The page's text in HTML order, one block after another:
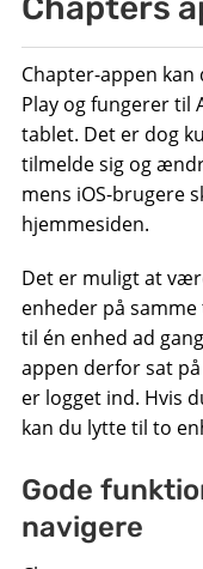
Chapter-appen kan
Play og fungerer til
tablet. Det er dog
tilmelde sig og
mens iOS-brugere
hjemmesiden.
Det er muligt at
enheder på
til én enhed ad
appen derfor sat
er logget ind. Hvis
kan du lytte til to
Gode
navigere